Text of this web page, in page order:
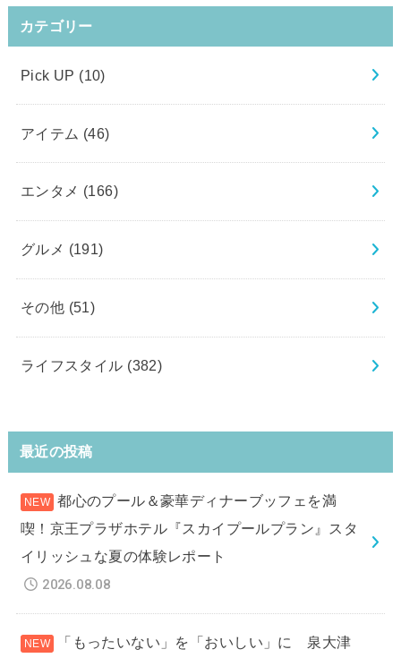
カテゴリー
Pick UP (10)
アイテム (46)
エンタメ (166)
グルメ (191)
その他 (51)
ライフスタイル (382)
最近の投稿
都心のプール＆豪華ディナーブッフェを満
喫！京王プラザホテル『スカイプールプラン』スタ
イリッシュな夏の体験レポート
2026.08.08
「もったいない」を「おいしい」に 泉大津